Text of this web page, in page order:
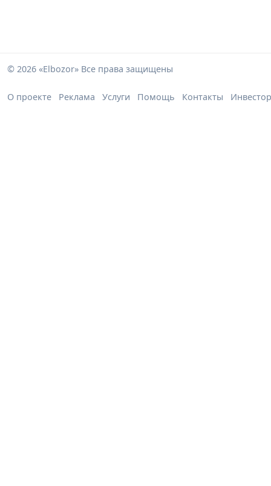
© 2026 «Elbozor» Все права защищены
О проекте Реклама Услуги Помощь Контакты